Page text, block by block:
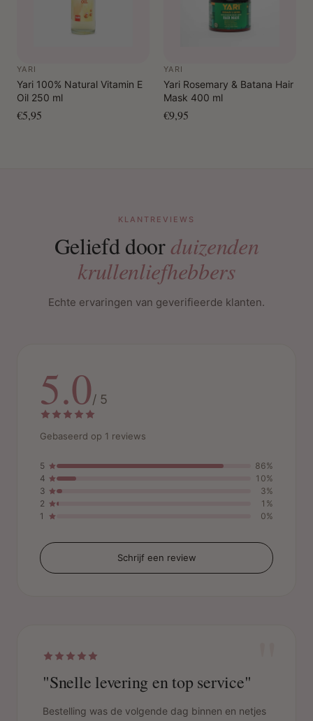
YARI
Yari 100% Natural Vitamin E
Oil 250 ml
€5,95
YARI
Yari Rosemary & Batana Hair
Mask 400 ml
€9,95
KLANTREVIEWS
Geliefd doorduizenden
krullenliefhebbers
Echte ervaringen van geverifieerde klanten.
5.0/ 5
Gebaseerd op 1 reviews
5
86%
4
10%
3
3%
2
1%
1
0%
Schrijf een review
"Snelle levering en top service"
Bestelling was de volgende dag binnen en netjes